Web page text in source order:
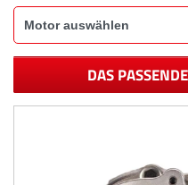
DAS